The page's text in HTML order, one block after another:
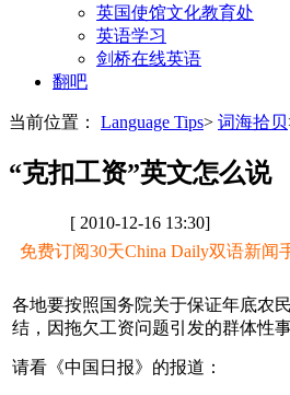
英国使馆文化教育处
英语学习
剑桥在线英语
翻吧
当前位置： Language Tips> 词海拾贝
“克扣工资”英文怎么说
[ 2010-12-16 13:30]
免费订阅30天China Daily双语新闻
各地要按照国务院关于保证年底农
结，因拖欠工资问题引发的群体性
请看《中国日报》的报道：